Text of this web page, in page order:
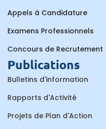
Appels à Candidature
Examens Professionnels
Concours de Recrutement
Publications
Bulletins d'information
Rapports d'Activité
Projets de Plan d'Action